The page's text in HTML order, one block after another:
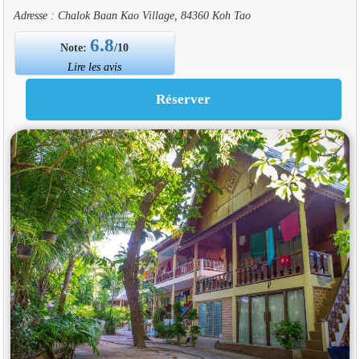
Adresse : Chalok Baan Kao Village, 84360 Koh Tao
Note:6.8/10
Lire les avis